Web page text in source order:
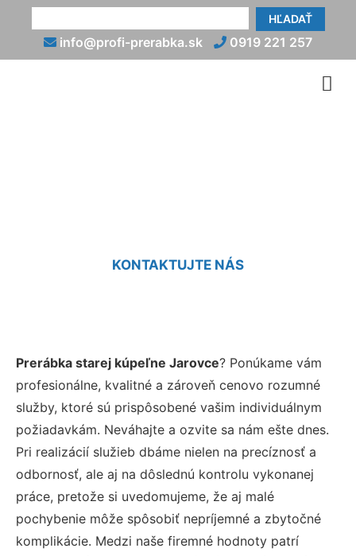
HĽADAŤ
info@profi-prerabka.sk 0919 221 257
KONTAKTUJTE NÁS
Prerábka starej kúpeľne Jarovce? Ponúkame vám
profesionálne, kvalitné a zároveň cenovo rozumné
služby, ktoré sú prispôsobené vašim individuálnym
požiadavkám. Neváhajte a ozvite sa nám ešte dnes.
Pri realizácií služieb dbáme nielen na precíznosť a
odbornosť, ale aj na dôslednú kontrolu vykonanej
práce, pretože si uvedomujeme, že aj malé
pochybenie môže spôsobiť nepríjemné a zbytočné
komplikácie. Medzi naše firemné hodnoty patrí